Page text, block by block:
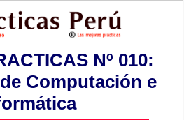
Nº 010:
Computación e